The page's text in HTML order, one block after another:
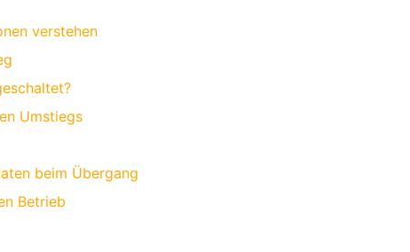
verstehen
Umstiegs
beim Übergang
Betrieb